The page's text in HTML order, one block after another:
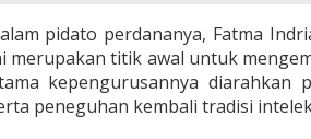
pidato perdananya, Fatma
merupakan titik awal untuk
kepengurusannya diarahkan
peneguhan kembali tradisi